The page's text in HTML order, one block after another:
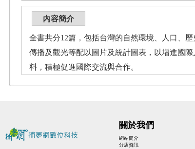
內容簡介
全書共分12篇，包括台灣的自然環境、人口、
傳播及觀光等配以圖片及統計圖表，以增進國
料，積極促進國際交流與合作。
關於我們
網站簡介
分店資訊